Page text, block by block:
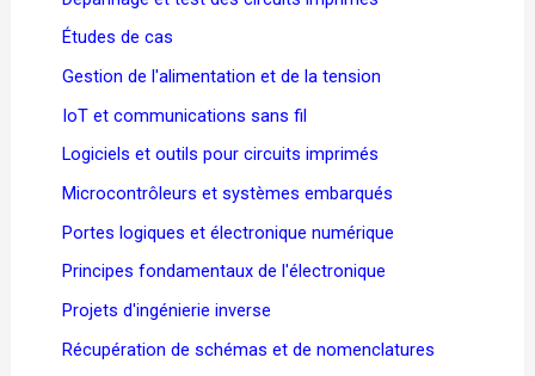
Études de cas
Gestion de l'alimentation et de la tension
IoT et communications sans fil
Logiciels et outils pour circuits imprimés
Microcontrôleurs et systèmes embarqués
Portes logiques et électronique numérique
Principes fondamentaux de l'électronique
Projets d'ingénierie inverse
Récupération de schémas et de nomenclatures